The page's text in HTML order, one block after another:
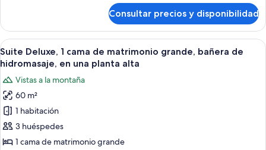
vistas
al
jardín
(Superior
Junior
Suite)
estudio
superior,
1
cama
matrimonio
grande,
vistas
al
jardín
Junior
Consultar precios y disponibilidad
Abrir
todas
fotos
de
Suite
Deluxe,
1
Una habitación con cama, vigas de
16
Suite Deluxe, 1 cama de matrimonio grande, bañera de
hidromasaje, en una planta alta
Vistas a la montaña
60 m²
1 habitación
3 huéspedes
1 cama de matrimonio grande